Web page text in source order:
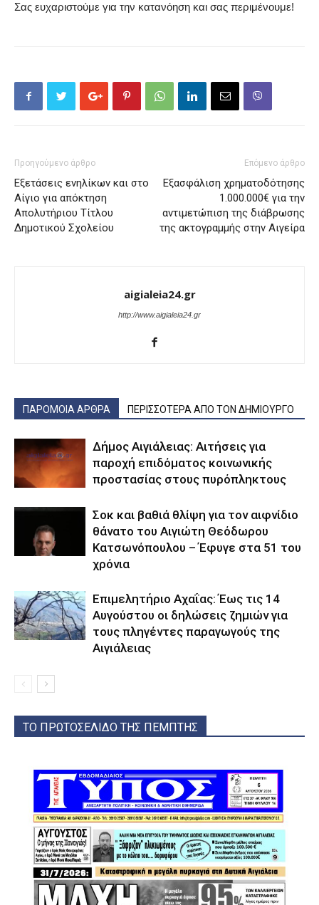
Σας ευχαριστούμε για την κατανόηση και σας περιμένουμε!
Προηγούμενο άρθρο
Εξετάσεις ενηλίκων και στο
Αίγιο για απόκτηση
Απολυτήριου Τίτλου
Δημοτικού Σχολείου
Επόμενο άρθρο
Εξασφάλιση χρηματοδότησης
1.000.000€ για την
αντιμετώπιση της διάβρωσης
της ακτογραμμής στην Αιγείρα
aigialeia24.gr
http://www.aigialeia24.gr
ΠΑΡΟΜΟΙΑ ΑΡΘΡΑ ΠΕΡΙΣΣΟΤΕΡΑ ΑΠΟ ΤΟΝ ΔΗΜΙΟΥΡΓΟ
Δήμος Αιγιάλειας: Αιτήσεις για
παροχή επιδόματος κοινωνικής
προστασίας στους πυρόπληκτους
Σοκ και βαθιά θλίψη για τον αιφνίδιο
θάνατο του Αιγιώτη Θεόδωρου
Κατσωνόπουλου – Έφυγε στα 51 του
χρόνια
Επιμελητήριο Αχαΐας: Έως τις 14
Αυγούστου οι δηλώσεις ζημιών για
τους πληγέντες παραγωγούς της
Αιγιάλειας
ΤΟ ΠΡΩΤΟΣΕΛΙΔΟ ΤΗΣ ΠΕΜΠΤΗΣ